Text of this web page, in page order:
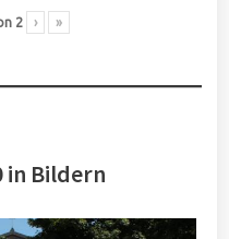
2 › »
in Bildern